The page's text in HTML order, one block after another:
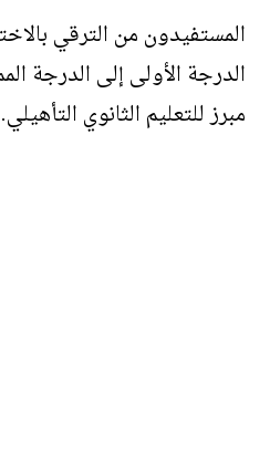
الدرجة الأولى إلى الدرجة
مبرز للتعليم الثانوي